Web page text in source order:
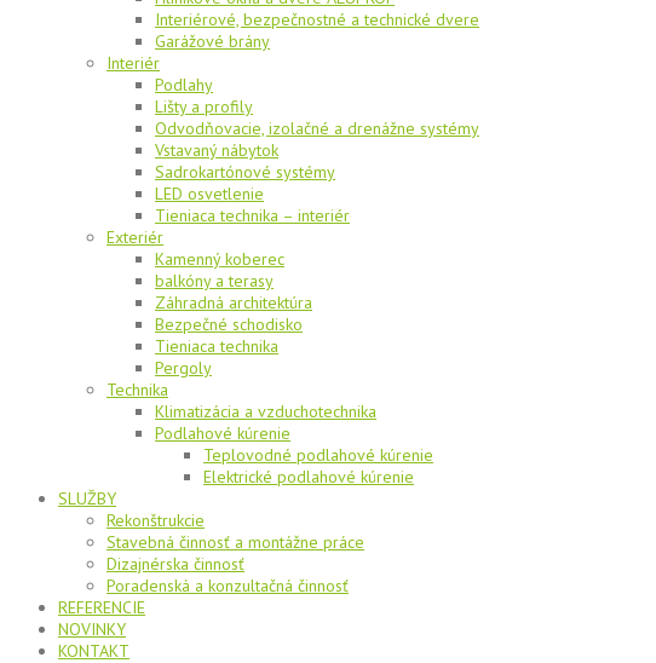
Interiérové, bezpečnostné a technické dvere
Garážové brány
Interiér
Podlahy
Lišty a profily
Odvodňovacie, izolačné a drenážne systémy
Vstavaný nábytok
Sadrokartónové systémy
LED osvetlenie
Tieniaca technika – interiér
Exteriér
Kamenný koberec
balkóny a terasy
Záhradná architektúra
Bezpečné schodisko
Tieniaca technika
Pergoly
Technika
Klimatizácia a vzduchotechnika
Podlahové kúrenie
Teplovodné podlahové kúrenie
Elektrické podlahové kúrenie
SLUŽBY
Rekonštrukcie
Stavebná činnosť a montážne práce
Dizajnérska činnosť
Poradenská a konzultačná činnosť
REFERENCIE
NOVINKY
KONTAKT